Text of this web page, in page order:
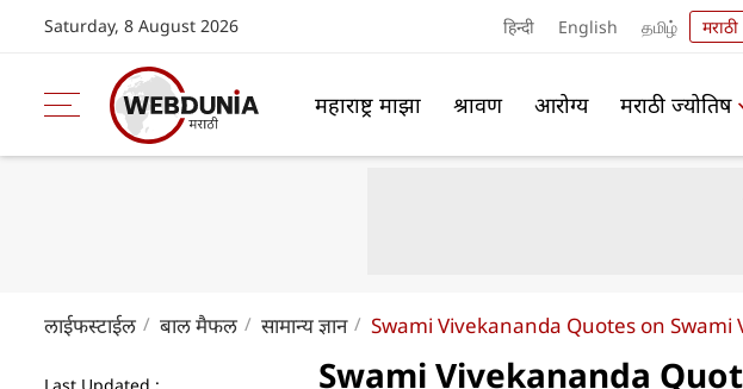
Saturday, 8 August 2026 हिन्दी English தமிழ் मराठी
महाराष्ट्र माझा श्रावण आरोग्य मराठी ज्योतिष
लाईफस्टाईल बाल मैफल सामान्य ज्ञान Swami Vivekananda Quotes on Swami
Swami Vivekananda